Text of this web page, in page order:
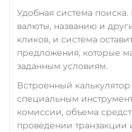
Wrapped Ethereum
BASE
Yearn.finance (YFI)
Удобная система
валюты, названию и
кликов, и система
предложения, которые
заданным условиям.
Встроенный
специальным
комиссии, объема
проведении транзакции